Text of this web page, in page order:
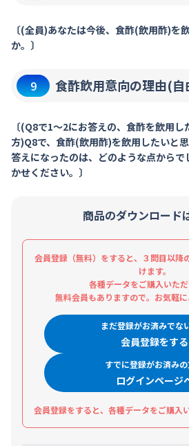
〔(全員)あなたは今後、食酢(飲用酢)を
か。〕
9 食酢飲用意向の理由(自
〔(Q8で1～2にお答えの、食酢を飲用
方)Q8で、食酢(飲用酢)を飲用したいと
答えになったのは、どのような点から
かせください。〕
商品のダウンロード
会員登録（無料）をすると、３問目以降
けます。
各種データをご購入いただ
無料会員もありますので。お気軽に
まだ登録がお済みでな
会員登録をする
すでに登録がお済み
ログインページ
会員登録をすると、各種データをご購入